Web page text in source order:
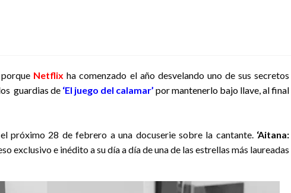
Netflix ha comenzado el año desvelando uno de sus secretos
guardias de ‘El juego del calamar’ por mantenerlo bajo llave, al final
próximo 28 de febrero a una docuserie sobre la cantante.‘Aitana:
exclusivo e inédito a su día a día de una de las estrellas más laureadas